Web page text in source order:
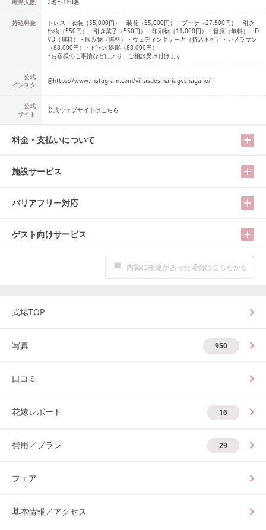
着席人数 2名〜180名
持込料金
ドレス・衣装（55,000円）・装花（55,000円）・ブーケ（27,500円）・引き
出物（550円）・引き菓子（550円）・印刷物（11,000円）・音源（無料）・D
VD（無料）・飲み物（無料）・ウェディングケーキ（持込不可）・カメラマン
（88,000円）・ビデオ撮影（88,000円）
*お客様のご事情などにより、ご相談受け付けます
公式
インスタ
@https://www.instagram.com/villasdesmariagesnagano/
公式
サイト
公式ウェブサイトはこちら
料金・支払いについて
施設サービス
バリアフリー対応
ゲスト向けサービス
内容に相違があった場合はこちらから
式場TOP
写真 950
口コミ
花嫁レポート 16
費用／プラン 29
フェア
基本情報／アクセス